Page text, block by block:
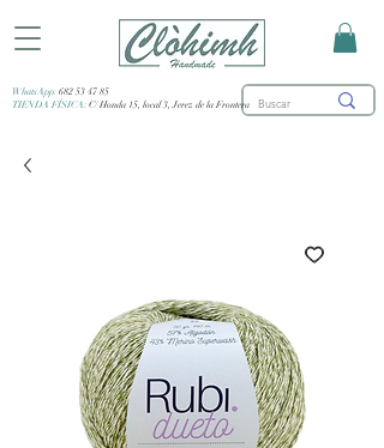
WhatsApp: 682 53 47 85
TIENDA FÍSICA: C/ Honda 15, local 3, Jerez de la Frontera